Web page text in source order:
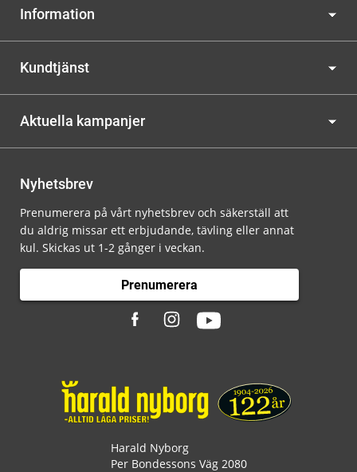
Information
Kundtjänst
Aktuella kampanjer
Nyhetsbrev
Prenumerera på vårt nyhetsbrev och säkerställ att
du aldrig missar ett erbjudande, tävling eller annat
kul. Skickas ut 1-2 gånger i veckan.
Prenumerera
Harald Nyborg
Per Bondessons Väg 2080